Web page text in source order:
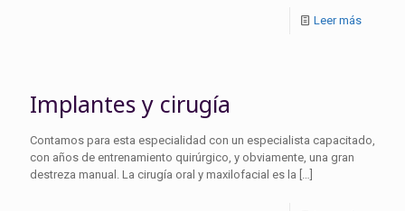
Leer más
Implantes y cirugía
Contamos para esta especialidad con un especialista capacitado,
con años de entrenamiento quirúrgico, y obviamente, una gran
destreza manual. La cirugía oral y maxilofacial es la […]